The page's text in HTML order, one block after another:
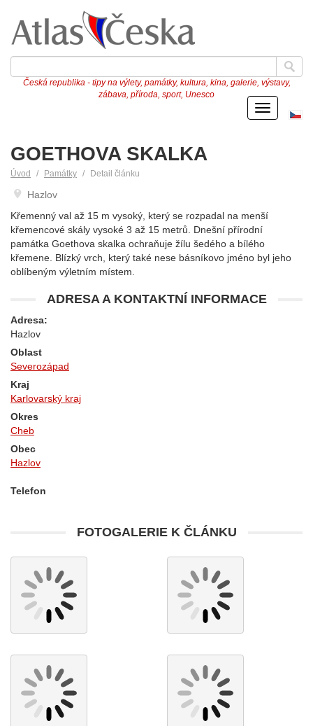
Česká republika - tipy na výlety, památky, kultura, kina, galerie, výstavy,
zábava, příroda, sport, Unesco
Menu
GOETHOVA SKALKA
Úvod Památky Detail článku
Hazlov
Křemenný val až 15 m vysoký, který se rozpadal na menší
křemencové skály vysoké 3 až 15 metrů. Dnešní přírodní
památka Goethova skalka ochraňuje žílu šedého a bílého
křemene. Blízký vrch, který také nese básníkovo jméno byl jeho
oblíbeným výletním místem.
ADRESA A KONTAKTNÍ INFORMACE
Adresa:
Hazlov
Oblast
Severozápad
Kraj
Karlovarský kraj
Okres
Cheb
Obec
Hazlov
Telefon
FOTOGALERIE K ČLÁNKU